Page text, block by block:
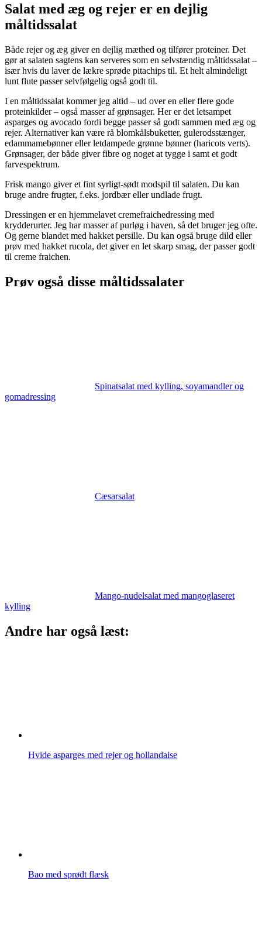
Salat med æg og rejer er en dejlig
måltidssalat
Både rejer og æg giver en dejlig mæthed og tilfører proteiner. Det
gør at salaten sagtens kan serveres som en selvstændig måltidssalat –
især hvis du laver de lækre sprøde pitachips til. Et helt almindeligt
lunt flute passer selvfølgelig også godt til.
I en måltidssalat kommer jeg altid – ud over en eller flere gode
proteinkilder – også masser af grønsager. Her er det letsampet
asparges og avocado fordi begge passer så godt sammen med æg og
rejer. Alternativer kan være rå blomkålsbuketter, gulerodsstænger,
edammamebønner eller letdampede grønne bønner (haricots verts).
Grønsager, der både giver fibre og noget at tygge i samt et godt
farvespektrum.
Frisk mango giver et fint syrligt-sødt modspil til salaten. Du kan
bruge andre frugter, f.eks. jordbær eller undlade frugt.
Dressingen er en hjemmelavet cremefraichedressing med
krydderurter. Jeg har masser af purløg i haven, så det bruger jeg ofte.
Og gerne blandet med hakket persille. Du kan også bruge dild eller
prøv med hakket rucola, det giver en let skarp smag, der passer godt
til creme fraichen.
Prøv også disse måltidssalater
Spinatsalat med kylling, soyamandler og
gomadressing
Cæsarsalat
Mango-nudelsalat med mangoglaseret
kylling
Andre har også læst:
Hvide asparges med rejer og hollandaise
Bao med sprødt flæsk